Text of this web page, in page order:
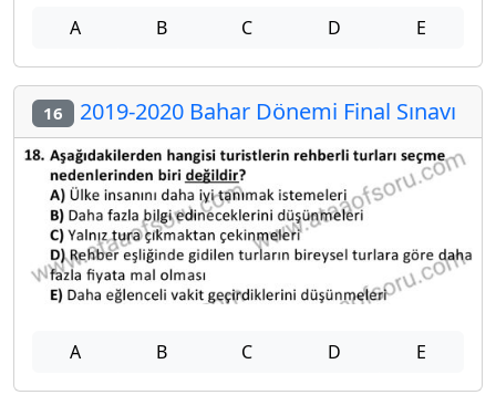
A B C D E
16 2019-2020 Bahar Dönemi Final Sınavı
A B C D E